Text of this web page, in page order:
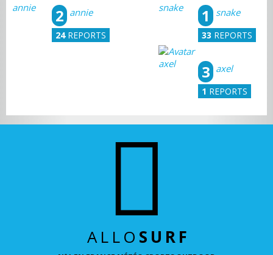
snake
1
33 REPORTS
annie
2
24REPORTS
axel
3
1 REPORTS
ALLO SURF